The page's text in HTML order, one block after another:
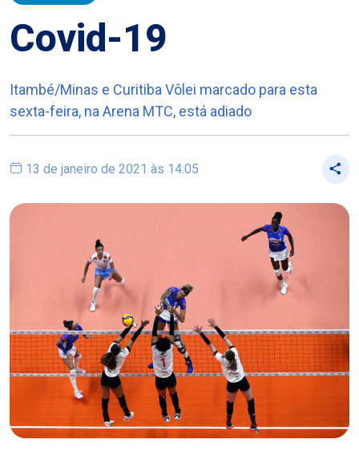
Covid-19
Itambé/Minas e Curitiba Vôlei marcado para esta
sexta-feira, na Arena MTC, está adiado
13 de janeiro de 2021 às 14:05